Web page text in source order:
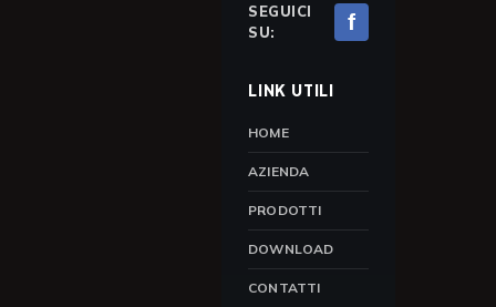
SEGUICI
SU:
f
LINK UTILI
HOME
AZIENDA
PRODOTTI
DOWNLOAD
CONTATTI